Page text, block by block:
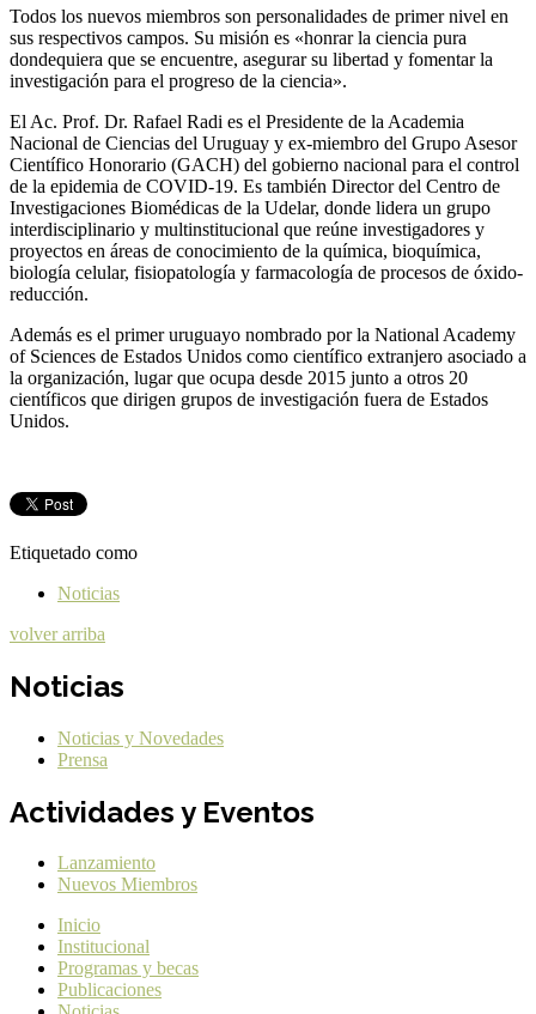
Todos los nuevos miembros son personalidades de primer nivel en
sus respectivos campos. Su misión es «honrar la ciencia pura
dondequiera que se encuentre, asegurar su libertad y fomentar la
investigación para el progreso de la ciencia».
El Ac. Prof. Dr. Rafael Radi es el Presidente de la Academia
Nacional de Ciencias del Uruguay y ex-miembro del Grupo Asesor
Científico Honorario (GACH) del gobierno nacional para el control
de la epidemia de COVID-19. Es también Director del Centro de
Investigaciones Biomédicas de la Udelar, donde lidera un grupo
interdisciplinario y multinstitucional que reúne investigadores y
proyectos en áreas de conocimiento de la química, bioquímica,
biología celular, fisiopatología y farmacología de procesos de óxido-
reducción.
Además es el primer uruguayo nombrado por la National Academy
of Sciences de Estados Unidos como científico extranjero asociado a
la organización, lugar que ocupa desde 2015 junto a otros 20
científicos que dirigen grupos de investigación fuera de Estados
Unidos.
Etiquetado como
Noticias
volver arriba
Noticias
Noticias y Novedades
Prensa
Actividades y Eventos
Lanzamiento
Nuevos Miembros
Inicio
Institucional
Programas y becas
Publicaciones